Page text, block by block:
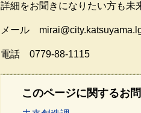
詳細をお聞きになりたい方も未
メール
電話 0779-88-1115
このページに関するお